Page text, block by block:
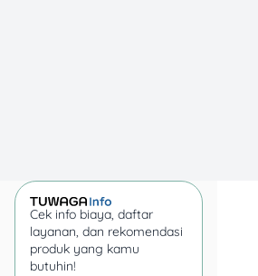
lebih singkat. Kadang
cukup dalam
hitungan jam atau
bahkan menit.
Praktis buat
Cek info biaya, daftar
layanan, dan rekomendasi
produk yang kamu
butuhin!